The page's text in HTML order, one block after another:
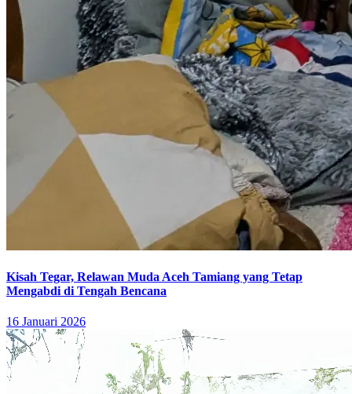
Kisah Tegar, Relawan Muda Aceh Tamiang yang Tetap
Mengabdi di Tengah Bencana
16 Januari 2026